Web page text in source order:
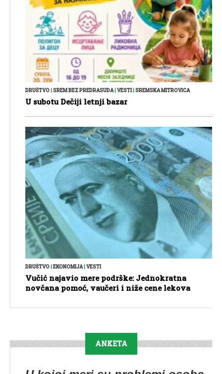
DRUŠTVO SREM BEZ PREDRASUDA| VESTI| SREMSKA MITROVICA
U subotu Dečiji letnji bazar
DRUŠTVO|EKONOMIJA|VESTI
Vučić najavio mere podrške: Jednokratna
novčana pomoć, vaučeri i niže cene lekova
ANKETA